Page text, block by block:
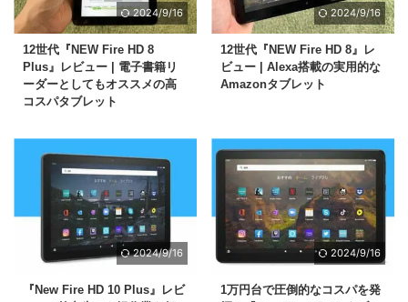
2024/9/16
12世代『NEW Fire HD 8
Plus』レビュー | 電子書籍リ
ーダーとしてもオススメの高
コスパタブレット
2024/9/16
12世代『NEW Fire HD 8』レ
ビュー | Alexa搭載の実用的な
Amazonタブレット
2024/9/16
『New Fire HD 10 Plus』レビ
2024/9/16
1万円台で圧倒的なコスパを発